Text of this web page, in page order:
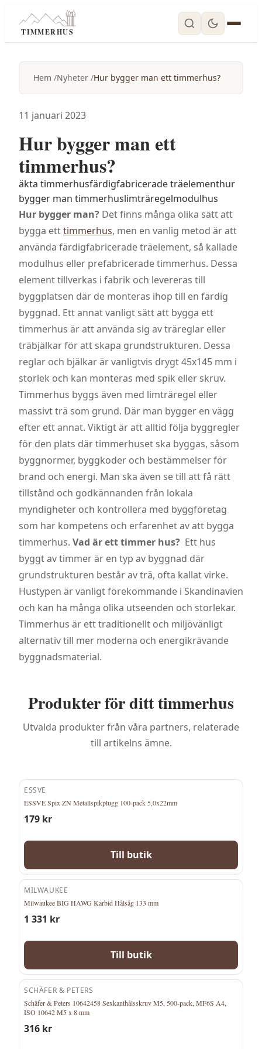
TIMMERHUS
Hem Nyheter Hur bygger man ett timmerhus?
11 januari 2023
Hur bygger man ett
timmerhus?
äkta timmerhusfärdigfabricerade träelementhur
bygger man timmerhuslimträregelmodulhus
Hur bygger man? Det finns många olika sätt att
bygga etttimmerhus, men en vanlig metod är att
använda färdigfabricerade träelement, så kallade
modulhus eller prefabricerade timmerhus. Dessa
element tillverkas i fabrik och levereras till
byggplatsen där de monteras ihop till en färdig
byggnad. Ett annat vanligt sätt att bygga ett
timmerhus är att använda sig av träreglar eller
träbjälkar för att skapa grundstrukturen. Dessa
reglar och bjälkar är vanligtvis drygt 45x145 mm i
storlek och kan monteras med spik eller skruv.
Timmerhus byggs även med limträregel eller
massivt trä som grund. Där man bygger en vägg
efter ett annat. Viktigt är att alltid följa byggregler
för den plats där timmerhuset ska byggas, såsom
byggnormer, byggkoder och bestämmelser för
brand och energi. Man ska även se till att få rätt
tillstånd och godkännanden från lokala
myndigheter och kontrollera med byggföretag
som har kompetens och erfarenhet av att bygga
timmerhus. Vad är ett timmer hus? Ett hus
byggt av timmer är en typ av byggnad där
grundstrukturen består av trä, ofta kallat virke.
Hustypen är vanligt förekommande i Skandinavien
och kan ha många olika utseenden och storlekar.
Timmerhus är ett traditionellt och miljövänligt
alternativ till mer moderna och energikrävande
byggnadsmaterial.
Produkter för ditt timmerhus
Utvalda produkter från våra partners, relaterade
till artikelns ämne.
ESSVE
ESSVE Spix ZN Metallspikplugg 100-pack 5,0x22mm
179 kr
Till butik
MILWAUKEE
Milwaukee BIG HAWG Karbid Hålsåg 133 mm
1 331 kr
Till butik
SCHÄFER & PETERS
Schäfer & Peters 10642458 Sexkanthålsskruv M5, 500-pack, MF6S A4,
ISO 10642 M5 x 8 mm
316 kr